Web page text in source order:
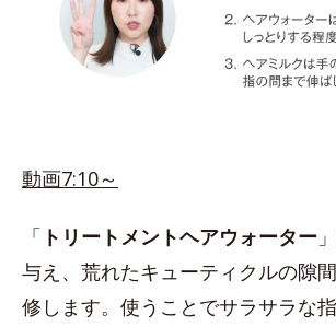
動画7:10～
「 トリートメントヘアウォーター
与え、荒れたキューティクルの隙
修します。使うことでサラサラな